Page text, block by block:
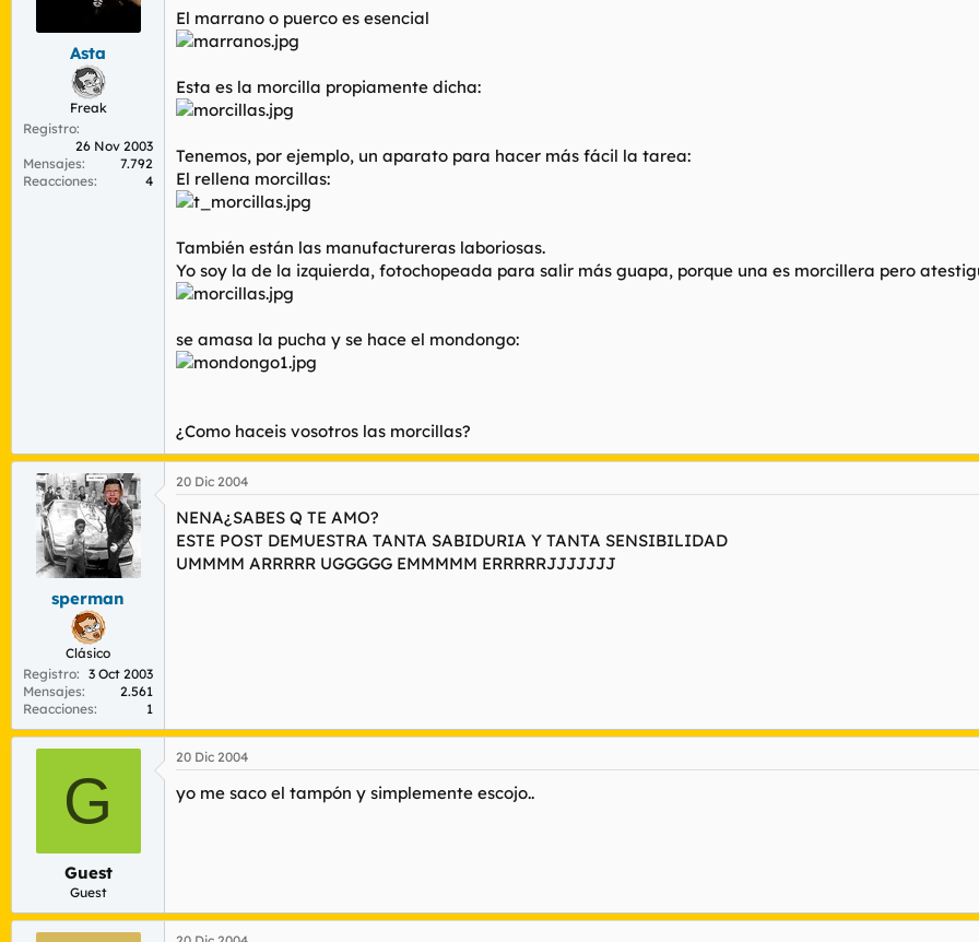
c
i
o
Asta
Freak
Registro
26 Nov 2003
Mensajes
7.792
Reacciones
4
El marrano o puerco es esencial
Esta es la morcilla propiamente dicha:
Tenemos, por ejemplo, un aparato para hacer más fácil la tarea:
El rellena morcillas:
También están las manufactureras laboriosas.
Yo soy la de la izquierda, fotochopeada para salir más guapa, porque una es morcillera pero
se amasa la pucha y se hace el mondongo:
¿Como haceis vosotros las morcillas?
sperman
Clásico
Registro
3 Oct 2003
Mensajes
2.561
Reacciones
1
20 Dic 2004
NENA¿SABES Q TE AMO?
ESTE POST DEMUESTRA TANTA SABIDURIA Y TANTA SENSIBILIDAD
UMMMM ARRRRR UGGGGG EMMMMM ERRRRRJJJJJJJ
G
Guest
Guest
20 Dic 2004
yo me saco el tampón y simplemente escojo..